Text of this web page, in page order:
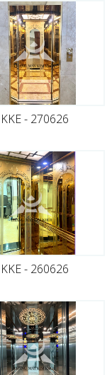
KKE - 270626
KKE - 260626